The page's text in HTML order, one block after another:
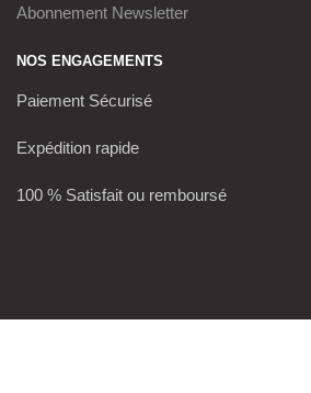
Abonnement Newsletter
NOS ENGAGEMENTS
Paiement Sécurisé
Expédition rapide
100 % Satisfait ou remboursé